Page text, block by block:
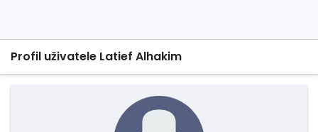
Profil uživatele Latief Alhakim